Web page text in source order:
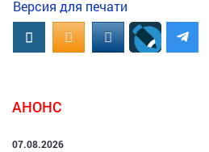
Версия для печати
ВконтактеOK.RUMAIL.RU
АНОНС
07.08.2026